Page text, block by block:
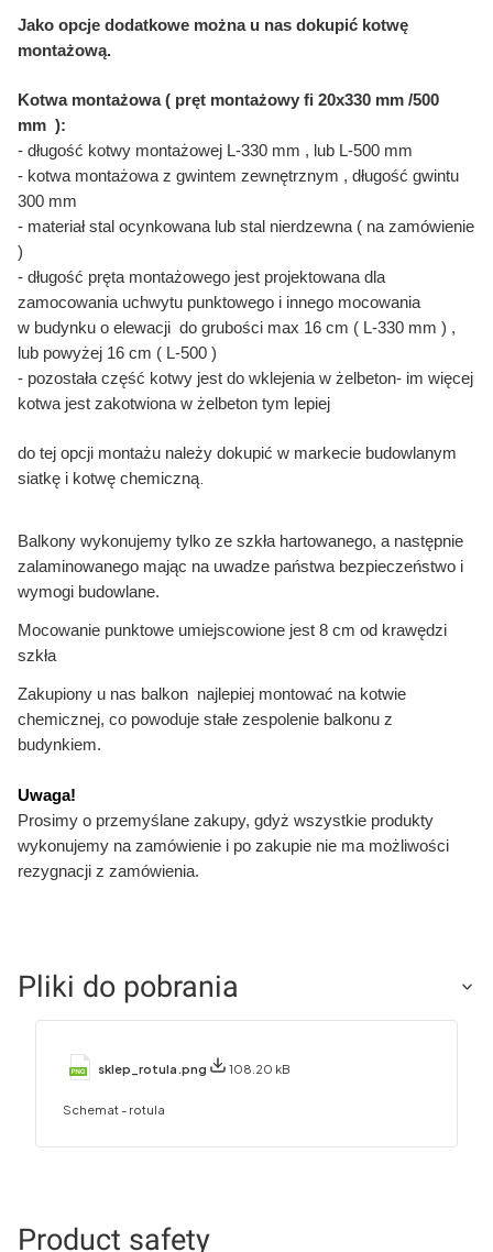
Jako opcje dodatkowe można u nas dokupić kotwę
montażową.
Kotwa montażowa ( pręt montażowy fi 20x330 mm /500
mm ):
- długość kotwy montażowej L-330 mm , lub L-500 mm
- kotwa montażowa z gwintem zewnętrznym , długość gwintu
300 mm
- materiał stal ocynkowana lub stal nierdzewna ( na zamówienie
)
- długość pręta montażowego jest projektowana dla
zamocowania uchwytu punktowego i innego mocowania
w budynku o elewacji do grubości max 16 cm ( L-330 mm ) ,
lub powyżej 16 cm ( L-500 )
- pozostała część kotwy jest do wklejenia w żelbeton- im więcej
kotwa jest zakotwiona w żelbeton tym lepiej
do tej opcji montażu należy dokupić w markecie budowlanym
siatkę i kotwę chemiczną
Balkony wykonujemy tylko ze szkła hartowanego, a następnie
zalaminowanego mając na uwadze państwa bezpieczeństwo i
wymogi budowlane.
Mocowanie punktowe umiejscowione jest 8 cm od krawędzi
szkła
Zakupiony u nas balkon najlepiej montować na kotwie
chemicznej, co powoduje stałe zespolenie balkonu z
budynkiem.
Uwaga!
Prosimy o przemyślane zakupy, gdyż wszystkie produkty
wykonujemy na zamówienie i po zakupie nie ma możliwości
rezygnacji z zamówienia.
Pliki do pobrania
sklep_rotula.png 108.20 kB
Schemat - rotula
Product safety